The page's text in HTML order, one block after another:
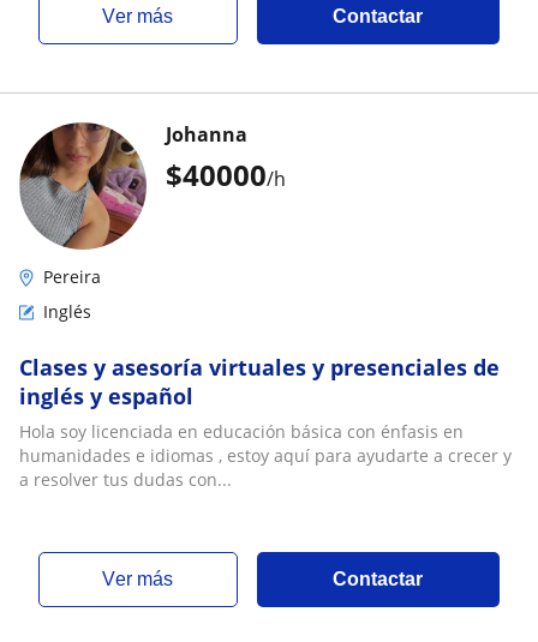
ver más Contactar
$40000/h
Johanna
Pereira
Inglés
Clases y asesoría virtuales y presenciales de
inglés y español
Hola soy licenciada en educación básica con énfasis en
humanidades e idiomas , estoy aquí para ayudarte a crecer y
a resolver tus dudas con...
ver más Contactar